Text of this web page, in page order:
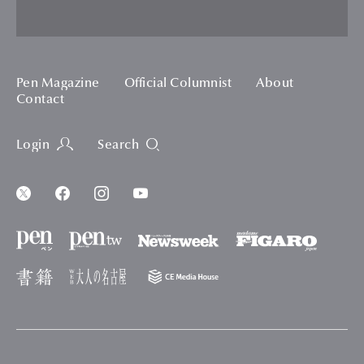
Pen Magazine Official Columnist
About
Contact
Login Search